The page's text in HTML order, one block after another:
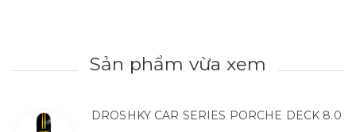
Sản phẩm vừa xem
DROSHKY CAR SERIES PORCHE DECK 8.0